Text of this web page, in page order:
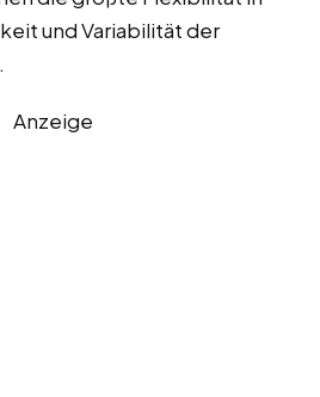
und Variabilität der
Anzeige